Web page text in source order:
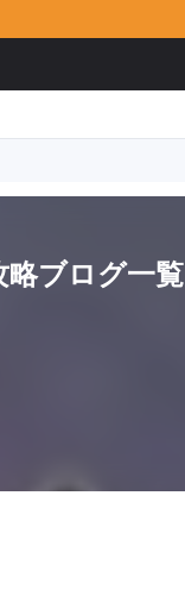
ブログ一覧